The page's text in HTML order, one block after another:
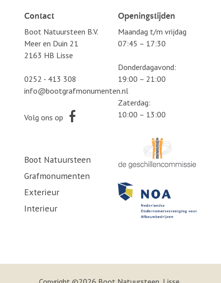
Contact
Boot Natuursteen B.V.
Meer en Duin 21
2163 HB Lisse
0252 - 413 308
info@bootgrafmonumenten.nl
Volg ons op
Openingstijden
Maandag t/m vrijdag
07:45 – 17:30
Donderdagavond:
19:00 – 21:00
Zaterdag:
10:00 – 13:00
Boot Natuursteen
Grafmonumenten
Exterieur
Interieur